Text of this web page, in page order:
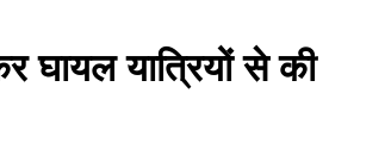
घायल यात्रियों से की